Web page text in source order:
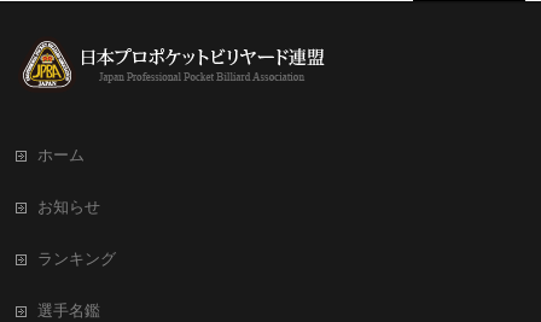
ホーム
お知らせ
ランキング
選手名鑑